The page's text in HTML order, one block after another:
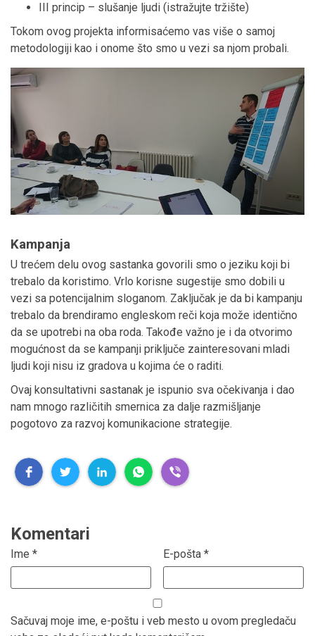
III princip – slušanje ljudi (istražujte tržište)
Tokom ovog projekta informisaćemo vas više o samoj
metodologiji kao i onome što smo u vezi sa njom probali.
Kampanja
U trećem delu ovog sastanka govorili smo o jeziku koji bi
trebalo da koristimo. Vrlo korisne sugestije smo dobili u
vezi sa potencijalnim sloganom. Zaključak je da bi kampanju
trebalo da brendiramo engleskom reči koja može identično
da se upotrebi na oba roda. Takođe važno je i da otvorimo
mogućnost da se kampanji priključe zainteresovani mladi
ljudi koji nisu iz gradova u kojima će o raditi.
Ovaj konsultativni sastanak je ispunio sva očekivanja i dao
nam mnogo različitih smernica za dalje razmišljanje
pogotovo za razvoj komunikacione strategije.
Komentari
Ime * E-pošta *
Sačuvaj moje ime, e-poštu i veb mesto u ovom pregledaču